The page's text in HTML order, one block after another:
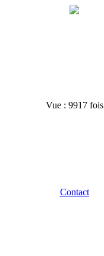
Vue : 9917 fois
Contact